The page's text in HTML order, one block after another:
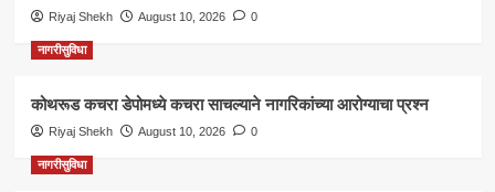
Riyaj Shekh August 10, 2026 0
नागरीसुविधा
कोथरूड कचरा डेपोमध्ये कचरा साचल्याने नागरिकांच्या आरोग्याचा प्रश्न
Riyaj Shekh August 10, 2026 0
नागरीसुविधा